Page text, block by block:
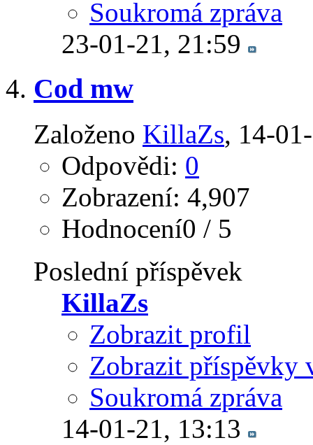
Soukromá zpráva
23-01-21, 21:59
Cod mw
Založeno KillaZs‎, 14-
Odpovědi: 0
Zobrazení: 4,907
Hodnocení0 / 5
Poslední příspěvek
KillaZs
Zobrazit profil
Zobrazit příspěvky
Soukromá zpráva
14-01-21, 13:13